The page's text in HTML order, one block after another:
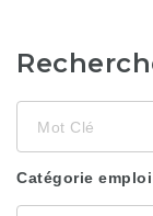
Clé
Catégorie emploi